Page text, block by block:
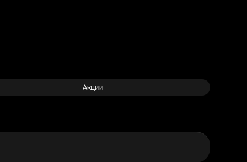
Акции